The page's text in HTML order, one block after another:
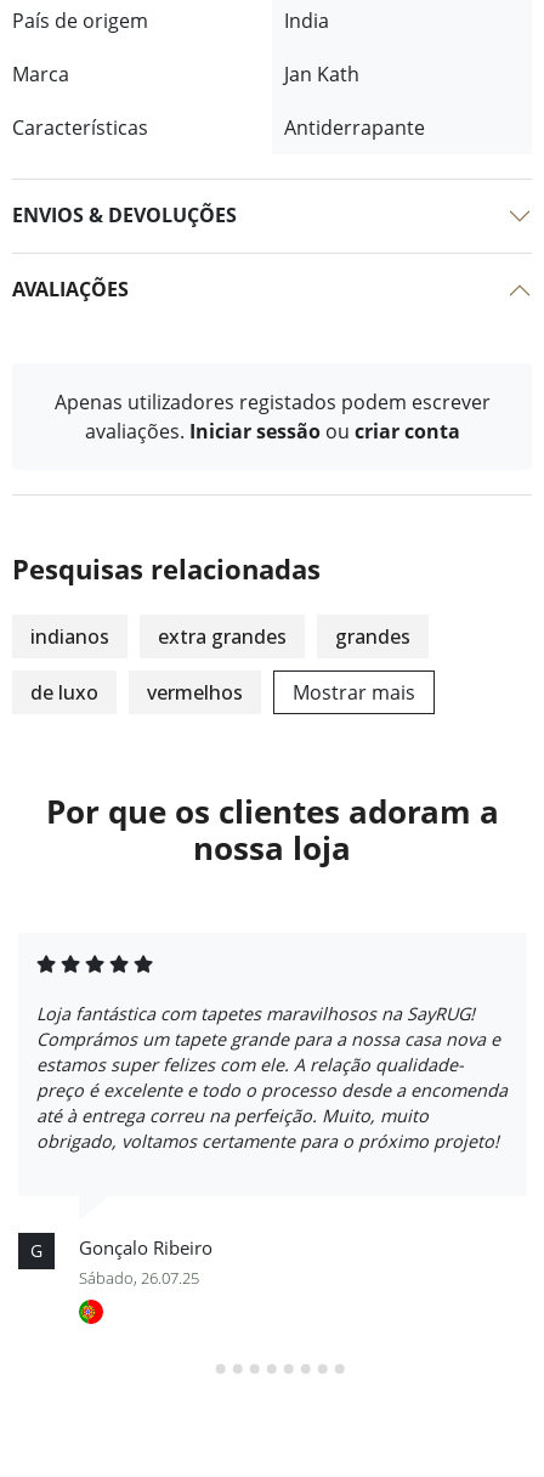
País de origem
India
Marca
Jan Kath
Características
Antiderrapante
ENVIOS & DEVOLUÇÕES
AVALIAÇÕES
Apenas utilizadores registados podem escrever
avaliações. Iniciar sessão ou criar conta
Pesquisas relacionadas
indianos extra grandes grandes
de luxo vermelhos Mostrar mais
Por que os clientes adoram a
nossa loja
Loja fantástica com tapetes maravilhosos na SayRUG!
Comprámos um tapete grande para a nossa casa nova e
estamos super felizes com ele. A relação qualidade-
preço é excelente e todo o processo desde a encomenda
até à entrega correu na perfeição. Muito, muito
obrigado, voltamos certamente para o próximo projeto!
G Gonçalo Ribeiro
Sábado, 26.07.25